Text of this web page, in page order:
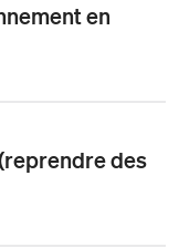
en
des